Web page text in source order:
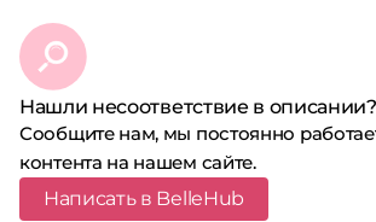
Нашли несоответствие в описании?
Сообщите нам, мы постоянно
контента на нашем сайте.
Написать в BelleHub